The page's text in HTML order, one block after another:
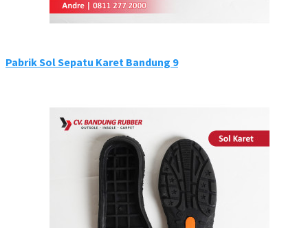
Pabrik Sol Sepatu Karet Bandung 9